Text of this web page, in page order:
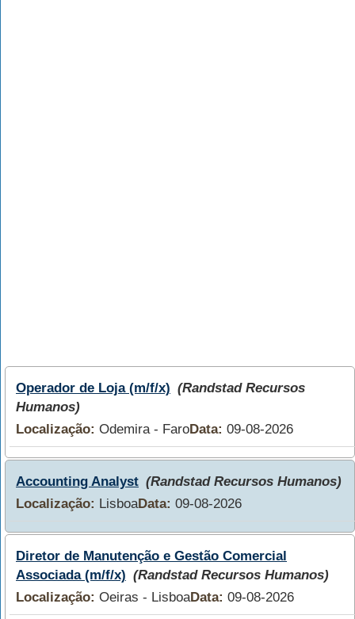
Operador de Loja (m/f/x) (Randstad Recursos
Humanos)
Localização: Odemira - FaroData: 09-08-2026
Accounting Analyst (Randstad Recursos Humanos)
Localização: LisboaData: 09-08-2026
Diretor de Manutenção e Gestão Comercial
Associada (m/f/x) (Randstad Recursos Humanos)
Localização: Oeiras - LisboaData: 09-08-2026